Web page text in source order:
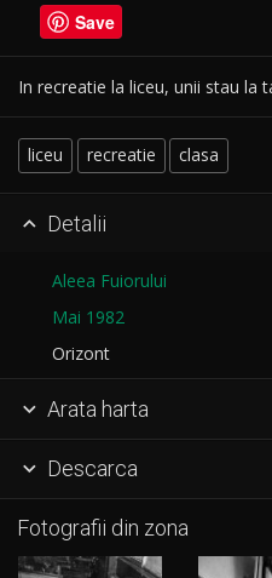
Save
In recreatie la liceu, unii stau la
liceu recreatie clasa
 Detalii
Aleea Fuiorului
Mai 1982
Orizont
 Arata harta
 Descarca
Fotografii din zona